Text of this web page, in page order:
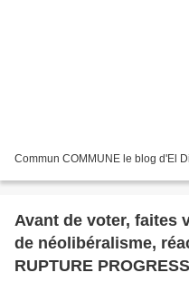
Commun COMMUNE le blog d'El
Avant de voter, faites votre
de néolibéralisme,
RUPTURE